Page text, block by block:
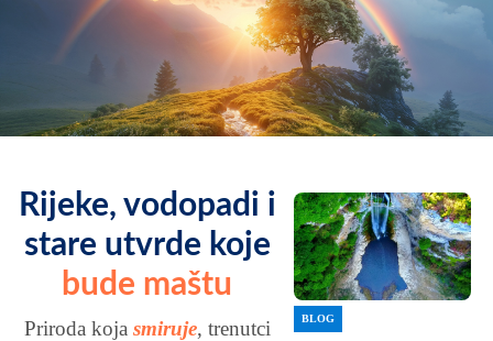
Rijeke, vodopadi i
stare utvrde koje
bude maštu
Priroda koja smiruje, trenutci
BLOG